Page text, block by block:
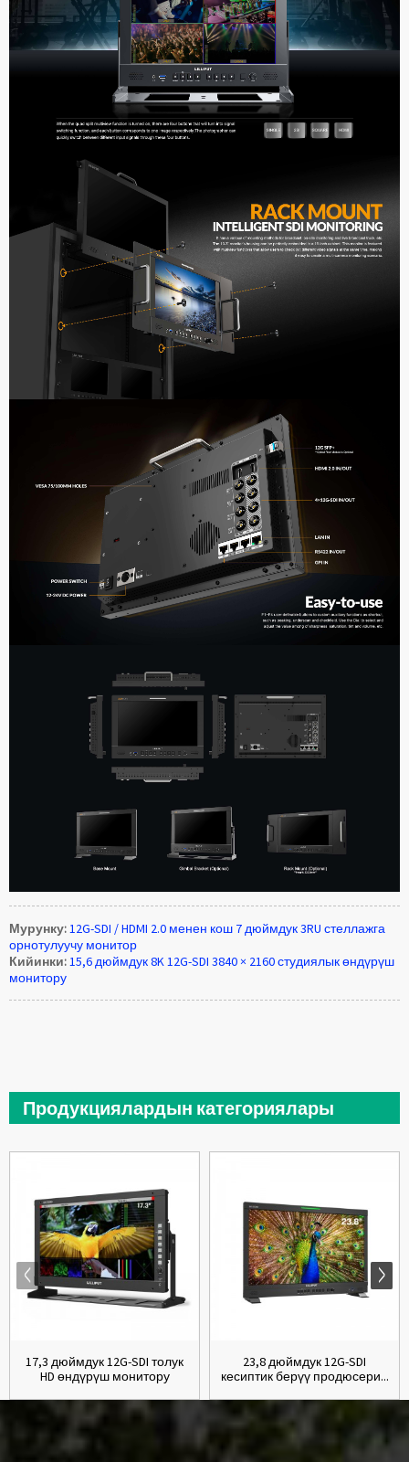
Мурунку:12G-SDI / HDMI 2.0 менен кош 7 дюймдук 3RU стеллажга
орнотулуучу монитор
Кийинки:15,6 дюймдук 8K 12G-SDI 3840 × 2160 студиялык өндүрүш
монитору
Продукциялардын категориялары
17,3 дюймдук 12G-SDI толук
HD өндүрүш монитору
23,8 дюймдук 12G-SDI
кесиптик берүү продюсери...